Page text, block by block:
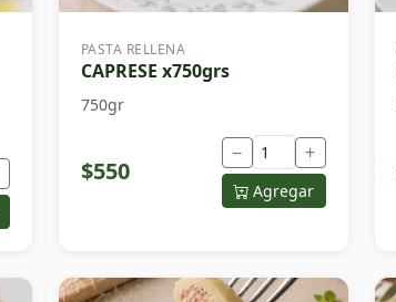
PASTA RELLENA
CAPRESE x750grs
750gr
$550
− +
Agregar